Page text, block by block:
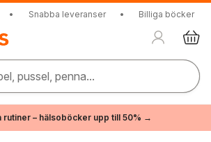
• Snabba leveranser • Billiga böcker
pussel, penna...
rutiner – hälsoböcker upp till 50% →